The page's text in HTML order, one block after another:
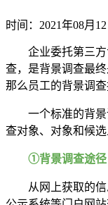
时间：2021年08月
企业委托第三
查，是背景调查最
那么员工的背景调查
一个标准的背
查对象、对象和候
①背景调查途径
从网上获取的